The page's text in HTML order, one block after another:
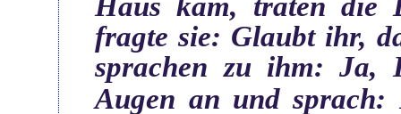
fragte sie: Glaubt ihr,
sprachen zu ihm:
Augen an und sprach: